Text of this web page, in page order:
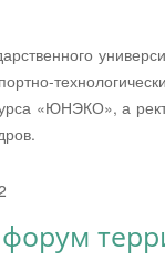
«ЮНЭКО», а